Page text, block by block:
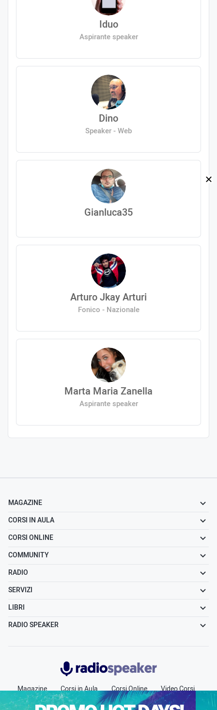
Iduo
Aspirante speaker
Dino
Speaker - Web
Gianluca35
Arturo Jkay Arturi
Fonico - Nazionale
Marta Maria Zanella
Aspirante speaker
MAGAZINE
CORSI IN AULA
CORSI ONLINE
COMMUNITY
RADIO
SERVIZI
LIBRI
RADIO SPEAKER
Radiospeaker.it
Magazine Corsi in Aula Corsi Online
Video Corsi
Community
Radio Jobs Chi siamo Contatti